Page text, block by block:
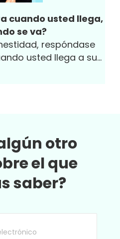
cuando usted llega,
se va?
respóndase
usted llega a su
otro
el que
saber?